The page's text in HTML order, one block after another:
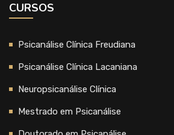
CURSOS
Psicanálise Clínica Freudiana
Psicanálise Clínica Lacaniana
Neuropsicanálise Clínica
Mestrado em Psicanálise